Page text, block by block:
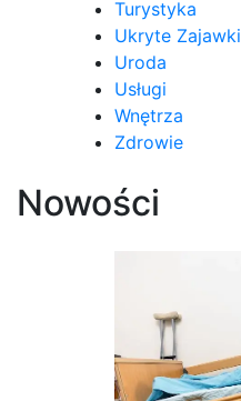
Turystyka
Ukryte Zajawki
Uroda
Usługi
Wnętrza
Zdrowie
Nowości